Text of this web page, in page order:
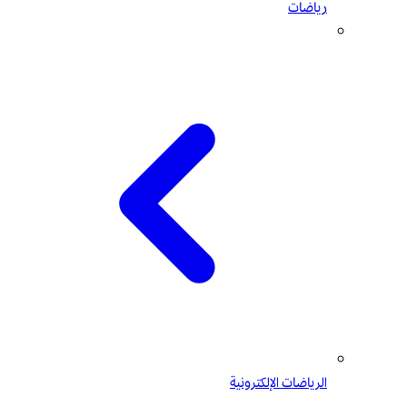
رياضات
الرياضات الإلكترونية